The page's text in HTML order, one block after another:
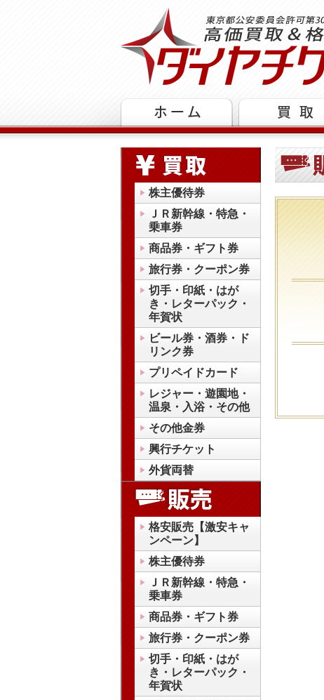
株主優待券
ＪＲ新幹線・特急・
乗車券
商品券・ギフト券
旅行券・クーポン券
切手・印紙・はが
き・レターパック・
年賀状
ビール券・酒券・ド
リンク券
プリペイドカード
レジャー・遊園地・
温泉・入浴・その他
その他金券
興行チケット
外貨両替
格安販売【激安キャ
ンペーン】
株主優待券
ＪＲ新幹線・特急・
乗車券
商品券・ギフト券
旅行券・クーポン券
切手・印紙・はが
き・レターパック・
年賀状